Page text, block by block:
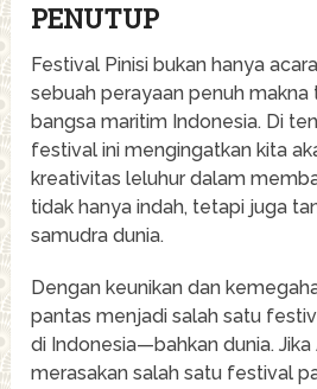
PENUTUP
Festival Pinisi bukan hanya
sebuah perayaan penuh
bangsa maritim Indonesia. Di
festival ini mengingatkan kita
kreativitas leluhur dalam
tidak hanya indah, tetapi juga
samudra dunia.
Dengan keunikan dan
pantas menjadi salah satu
di Indonesia—bahkan dunia. Jika
merasakan salah satu festival